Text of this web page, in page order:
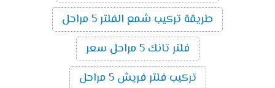
طريقة تركيب شمع الفلتر 5 مراحل
فلتر تانك 5 مراحل سعر
تركيب فلتر فريش 5 مراحل